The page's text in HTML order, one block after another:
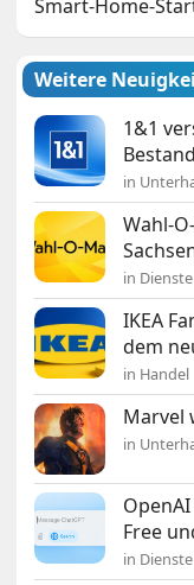
Smart-Home-
Weitere
1&1
in
Wahl-
in Dienste
IKEA
dem
in Handel
Marvel
in
Free
in Dienste